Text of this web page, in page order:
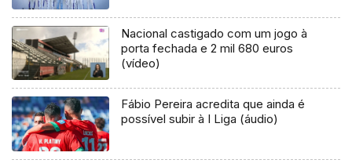
Nacional castigado com um jogo à
porta fechada e 2 mil 680 euros
(vídeo)
Fábio Pereira acredita que ainda é
possível subir à I Liga (áudio)